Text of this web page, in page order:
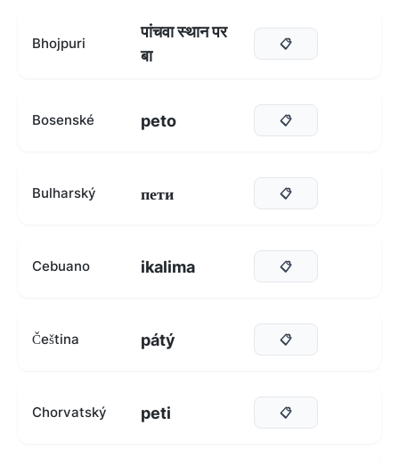
Bhojpuri
पांचवा स्थान पर
बा
📋
Bosenské peto 📋
Bulharský пети 📋
Cebuano ikalima 📋
Čeština pátý 📋
Chorvatský peti 📋